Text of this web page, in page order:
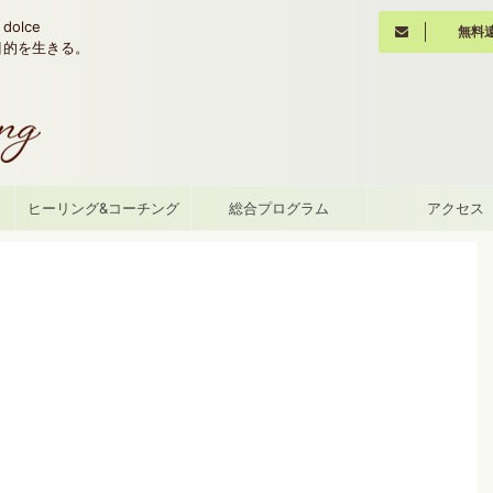
を生きる。
無料
ヒーリング&コーチング 総合プログラム アクセス